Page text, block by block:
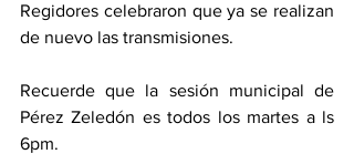
Regidores celebraron que ya se realizan
de nuevo las transmisiones.
Recuerde que la sesión municipal de
Pérez Zeledón es todos los martes a ls
6pm.